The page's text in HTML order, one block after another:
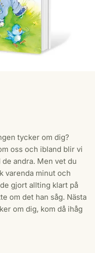
tycker om dig?
oss och ibland blir vi
andra. Men vet du
varenda minut och
gjort allting klart på
om det han såg. Nästa
om dig, kom då ihåg